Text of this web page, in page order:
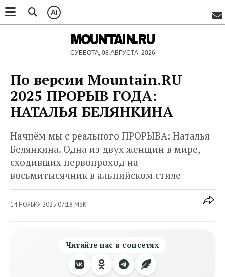
AI
MOUNTAIN.RU
СУББОТА, 08 АВГУСТА, 2026
По версии Mountain.RU
2025 ПРОРЫВ ГОДА:
НАТАЛЬЯ БЕЛЯНКИНА
Начнём мы с реального ПРОРЫВА: Наталья
Белянкина. Одна из двух женщин в мире,
сходивших первопроход на
восьмитысячник в альпийском стиле
14 НОЯБРЯ 2025 07:18 MSK
Читайте нас в соцсетях